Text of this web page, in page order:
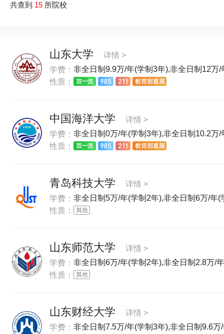
共查到 15 所院校
山东大学
详情 >
学费： 非全日制9.9万/年(学制3年),非全日制12万
性质：
中国海洋大学
详情 >
学费： 非全日制0万/年(学制3年),非全日制10.2万
性质：
青岛科技大学
详情 >
学费： 非全日制5万/年(学制2年),非全日制6万/年
性质：
山东师范大学
详情 >
学费： 非全日制6万/年(学制2年),非全日制2.8万/
性质：
山东财经大学
详情 >
学费： 非全日制7.5万/年(学制3年),非全日制9.6